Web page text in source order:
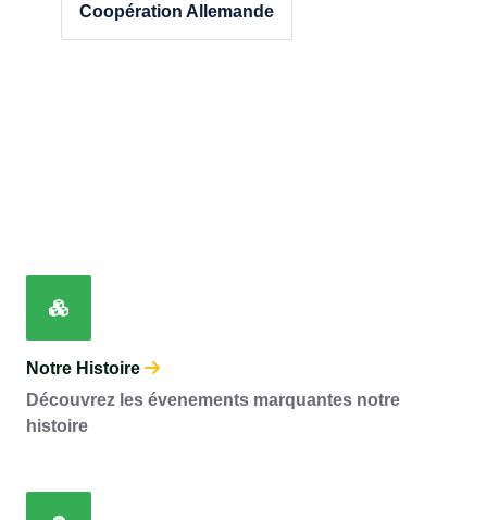
Coopération Allemande
Notre Histoire
Découvrez les évenements marquantes notre
histoire